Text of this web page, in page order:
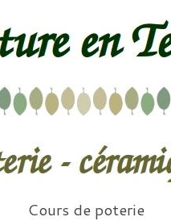
Cours de poterie